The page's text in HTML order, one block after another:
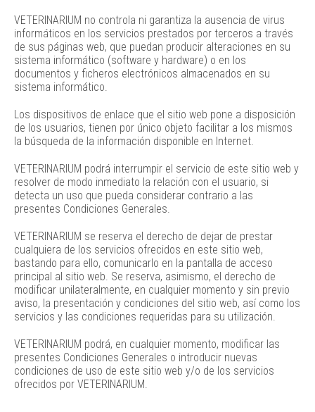
VETERINARIUM no controla ni garantiza la ausencia de virus
informáticos en los servicios prestados por terceros a través
de sus páginas web, que puedan producir alteraciones en su
sistema informático (software y hardware) o en los
documentos y ficheros electrónicos almacenados en su
sistema informático.
Los dispositivos de enlace que el sitio web pone a disposición
de los usuarios, tienen por único objeto facilitar a los mismos
la búsqueda de la información disponible en Internet.
VETERINARIUM podrá interrumpir el servicio de este sitio web y
resolver de modo inmediato la relación con el usuario, si
detecta un uso que pueda considerar contrario a las
presentes Condiciones Generales.
VETERINARIUM se reserva el derecho de dejar de prestar
cualquiera de los servicios ofrecidos en este sitio web,
bastando para ello, comunicarlo en la pantalla de acceso
principal al sitio web. Se reserva, asimismo, el derecho de
modificar unilateralmente, en cualquier momento y sin previo
aviso, la presentación y condiciones del sitio web, así como los
servicios y las condiciones requeridas para su utilización.
VETERINARIUM podrá, en cualquier momento, modificar las
presentes Condiciones Generales o introducir nuevas
condiciones de uso de este sitio web y/o de los servicios
ofrecidos por VETERINARIUM.